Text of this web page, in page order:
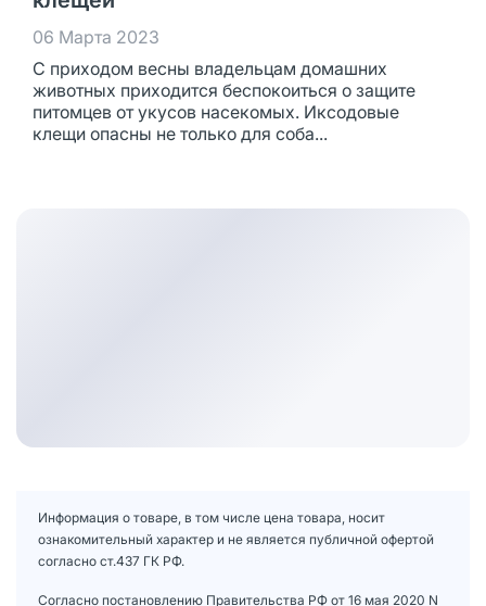
06 Марта 2023
С приходом весны владельцам домашних
животных приходится беспокоиться о защите
питомцев от укусов насекомых. Иксодовые
клещи опасны не только для соба...
Информация о товаре, в том числе цена товара, носит
ознакомительный характер и не является публичной офертой
согласно ст.437 ГК РФ.
Согласно постановлению Правительства РФ от 16 мая 2020 N